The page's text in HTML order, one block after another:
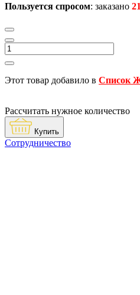
Пользуется спросом: заказано
Этот товар добавило в Список
Рассчитать нужное количество
Купить
Сотрудничество